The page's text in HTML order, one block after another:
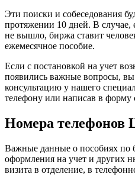
Эти поиски и собеседования
протяжении 10 дней. В случае,
не вышло, биржа ставит
ежемесячное пособие.
Если с постановкой на учет
появились важные вопросы,
консультацию у нашего
телефону или написав в форму
Номера телефонов
Важные данные о пособиях по
оформления на учет и других
визита в отделение, в